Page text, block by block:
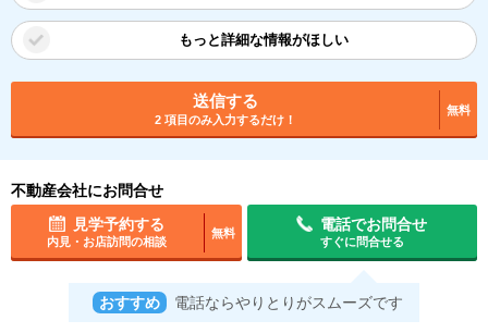
もっと詳細な情報がほしい
送信する
2 項目のみ入力するだけ！
無料
不動産会社にお問合せ
見学予約する
内見・お店訪問の相談
無料
電話でお問合せ
すぐに問合せる
おすすめ 電話ならやりとりがスムーズです